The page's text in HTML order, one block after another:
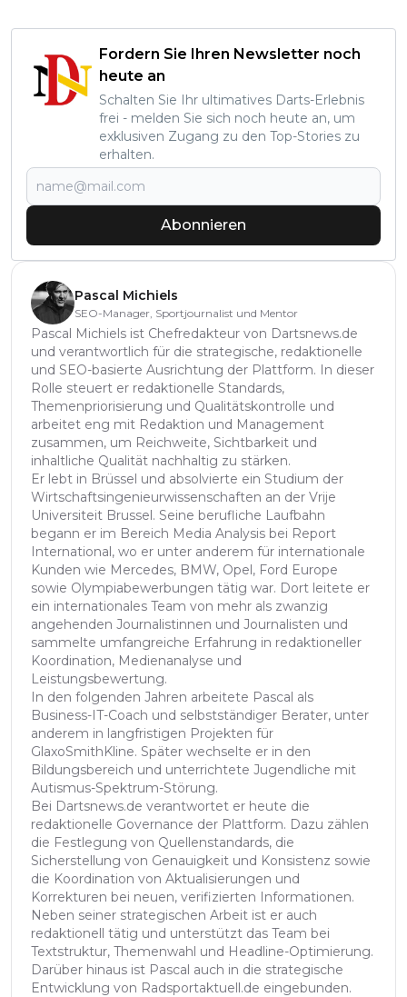
Fordern Sie Ihren Newsletter noch
heute an
Schalten Sie Ihr ultimatives Darts-Erlebnis
frei - melden Sie sich noch heute an, um
exklusiven Zugang zu den Top-Stories zu
erhalten.
Abonnieren
Pascal Michiels
SEO-Manager, Sportjournalist und Mentor
Pascal Michiels ist Chefredakteur von Dartsnews.de
und verantwortlich für die strategische, redaktionelle
und SEO-basierte Ausrichtung der Plattform. In dieser
Rolle steuert er redaktionelle Standards,
Themenpriorisierung und Qualitätskontrolle und
arbeitet eng mit Redaktion und Management
zusammen, um Reichweite, Sichtbarkeit und
inhaltliche Qualität nachhaltig zu stärken.
Er lebt in Brüssel und absolvierte ein Studium der
Wirtschaftsingenieurwissenschaften an der Vrije
Universiteit Brussel. Seine berufliche Laufbahn
begann er im Bereich Media Analysis bei Report
International, wo er unter anderem für internationale
Kunden wie Mercedes, BMW, Opel, Ford Europe
sowie Olympiabewerbungen tätig war. Dort leitete er
ein internationales Team von mehr als zwanzig
angehenden Journalistinnen und Journalisten und
sammelte umfangreiche Erfahrung in redaktioneller
Koordination, Medienanalyse und
Leistungsbewertung.
In den folgenden Jahren arbeitete Pascal als
Business-IT-Coach und selbstständiger Berater, unter
anderem in langfristigen Projekten für
GlaxoSmithKline. Später wechselte er in den
Bildungsbereich und unterrichtete Jugendliche mit
Autismus-Spektrum-Störung.
Bei Dartsnews.de verantwortet er heute die
redaktionelle Governance der Plattform. Dazu zählen
die Festlegung von Quellenstandards, die
Sicherstellung von Genauigkeit und Konsistenz sowie
die Koordination von Aktualisierungen und
Korrekturen bei neuen, verifizierten Informationen.
Neben seiner strategischen Arbeit ist er auch
redaktionell tätig und unterstützt das Team bei
Textstruktur, Themenwahl und Headline-Optimierung.
Darüber hinaus ist Pascal auch in die strategische
Entwicklung von Radsportaktuell.de eingebunden.